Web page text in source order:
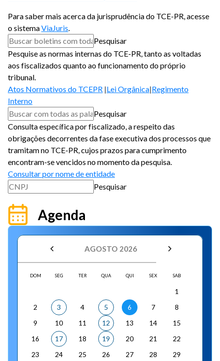
Para saber mais acerca da jurisprudência do TCE-PR, acesse
o sistemaViaJuris.
Pesquisar
Pesquise as normas internas do TCE-PR, tanto as voltadas
aos fiscalizados quanto ao funcionamento do próprio
tribunal.
Atos Normativos do TCEPR Lei Orgânica Regimento
Interno
Pesquisar
Consulta específica por fiscalizado, a respeito das
obrigações decorrentes da fase executiva dos processos que
tramitam no TCE-PR, cujos prazos para cumprimento
encontram-se vencidos no momento da pesquisa.
Consultar por nome de entidade
Pesquisar
Agenda
AGOSTO 2026
DOM SEG TER QUA QUI SEX SAB
1
2
3 4 5 6 7
8
9
10 11 12 13 14
15
16
17 18 19 20 21
22
23
24 25 26 27 28
29